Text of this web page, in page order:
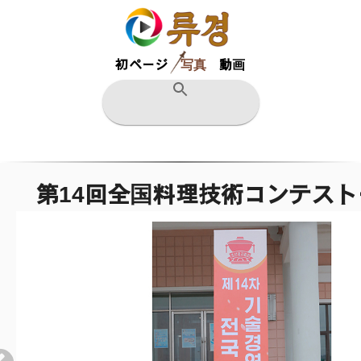
初ページ 写真 動画
第14回全国料理技術コンテス